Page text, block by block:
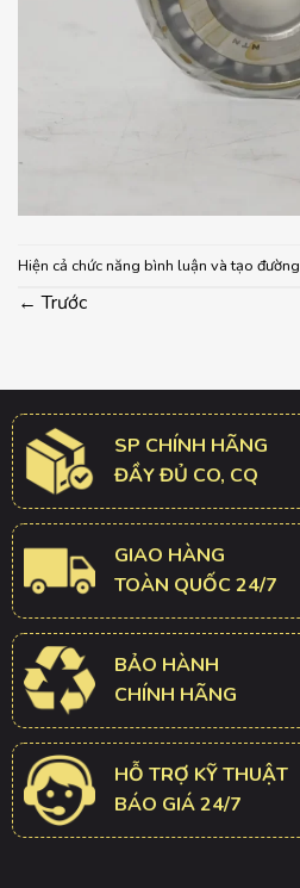
Hiện cả chức năng bình luận và tạo
← Trước
SP CHÍNH HÃNG
ĐẦY ĐỦ CO, CQ
GIAO HÀNG
TOÀN QUỐC 24/7
BẢO HÀNH
CHÍNH HÃNG
HỖ TRỢ KỸ THUẬT
BÁO GIÁ 24/7